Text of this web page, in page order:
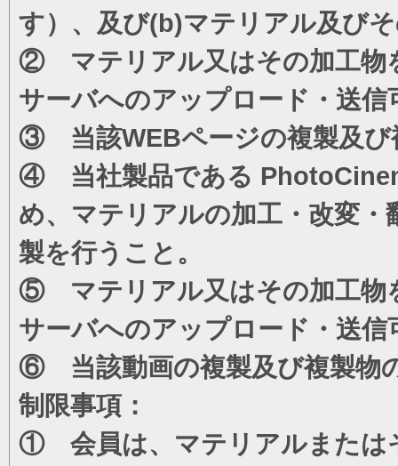
す）、及び(b)マテリアル及び
② マテリアル又はその加工物
サーバへのアップロード・送信
③ 当該WEBページの複製及び
④ 当社製品である
め、マテリアルの加工・改変
製を行うこと。
⑤ マテリアル又はその加工物
サーバへのアップロード・送信
⑥ 当該動画の複製及び複製物
制限事項：
① 会員は、マテリアルまたは